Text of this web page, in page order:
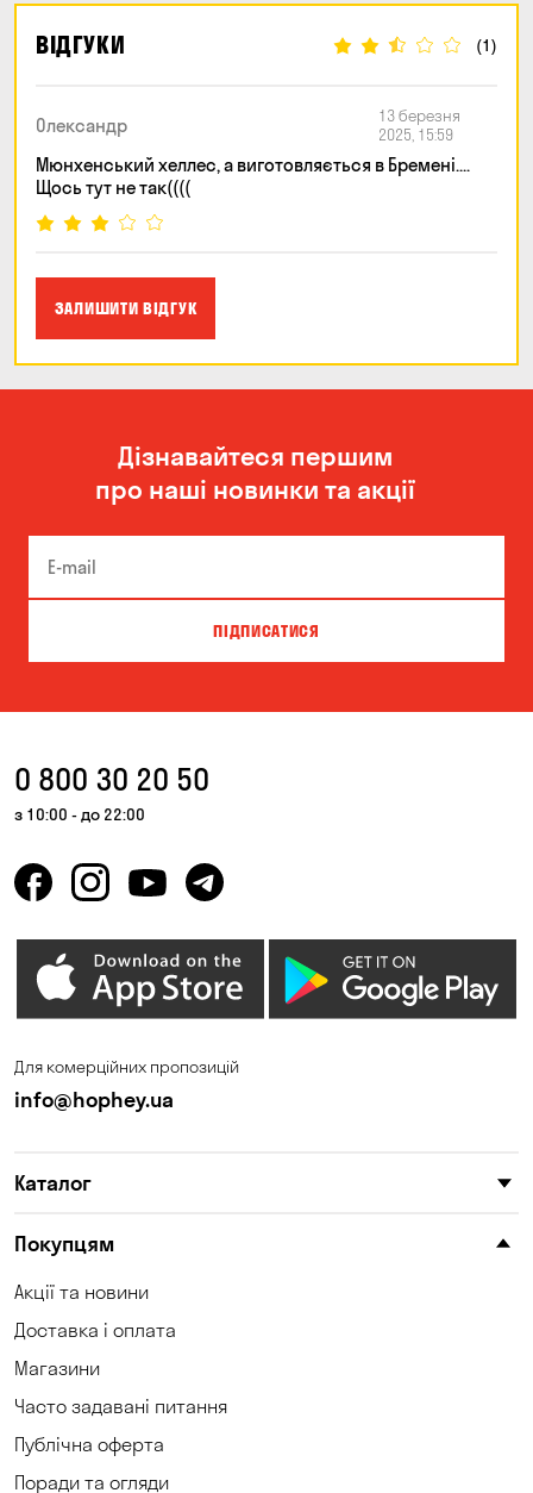
ВІДГУКИ (1)
Олександр
13 березня
2025, 15:59
Мюнхенський хеллес, а виготовляється в Бремені....
Щось тут не так((((
ЗАЛИШИТИ ВІДГУК
Дізнавайтеся першим
про наші новинки та акції
ПІДПИСАТИСЯ
0 800 30 20 50
з 10:00 - до 22:00
Для комерційних пропозицій
info@hophey.ua
Каталог
Покупцям
Акції та новини
Доставка і оплата
Магазини
Часто задавані питання
Публічна оферта
Поради та огляди